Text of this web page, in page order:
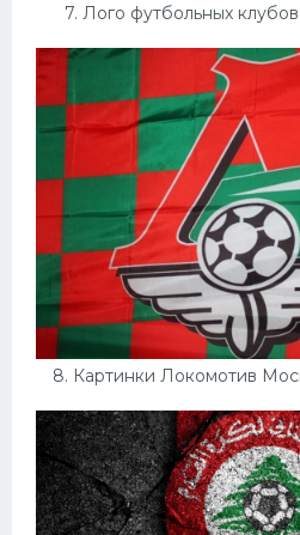
7. Лого футбольных
8. Картинки Локомотив